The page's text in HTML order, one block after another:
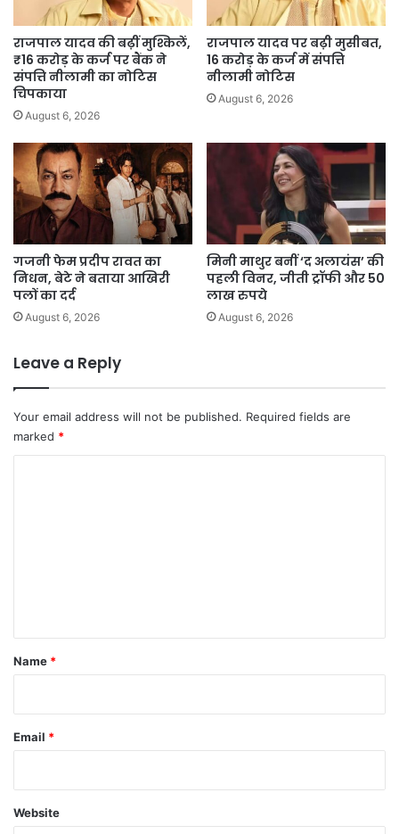
राजपाल यादव की बढ़ीं मुश्किलें,
₹16 करोड़ के कर्ज पर बैंक ने
संपत्ति नीलामी का नोटिस
चिपकाया
August 6, 2026
राजपाल यादव पर बढ़ी मुसीबत,
16 करोड़ के कर्ज में संपत्ति
नीलामी नोटिस
August 6, 2026
गजनी फेम प्रदीप रावत का
निधन, बेटे ने बताया आखिरी
पलों का दर्द
August 6, 2026
मिनी माथुर बनीं ‘द अलायंस’ की
पहली विनर, जीती ट्रॉफी और 50
लाख रुपये
August 6, 2026
Leave a Reply
Your email address will not be published. Required fields are
marked *
*
Name *
Email *
Website